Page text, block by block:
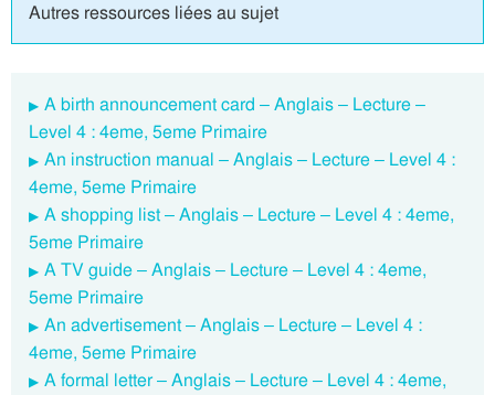
Autres ressources liées au sujet
A birth announcement card – Anglais – Lecture –
Level 4 : 4eme, 5eme Primaire
An instruction manual – Anglais – Lecture – Level 4 :
4eme, 5eme Primaire
A shopping list – Anglais – Lecture – Level 4 : 4eme,
5eme Primaire
A TV guide – Anglais – Lecture – Level 4 : 4eme,
5eme Primaire
An advertisement – Anglais – Lecture – Level 4 :
4eme, 5eme Primaire
A formal letter – Anglais – Lecture – Level 4 : 4eme,